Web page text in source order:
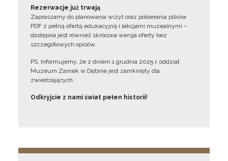
Rezerwacje już trwają
Zapraszamy do planowania wizyt oraz pobierania plików
PDF z pełną ofertą edukacyjną i lekcjami muzealnymi –
dostępna jest również skrócona wersja oferty bez
szczegółowych opisów.
PS. Informujemy, że z dniem 1 grudnia 2025 r. oddział
Muzeum Zamek w Dębnie jest zamknięty dla
zwiedzających.
Odkryjcie z nami świat pełen historii!